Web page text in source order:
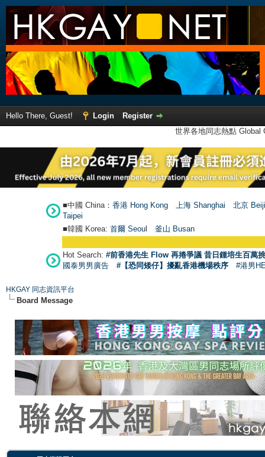
Hello There, Guest! Login
Register
世界各地同志熱點
■中國 China： 香港 Hong Kong 上海 Shanghai
北京
Taipei
■韓國 Korea: 首爾 Seoul 釜山 Busan
Hot Search: #前香港先生 Flow 再捲爭議 昔日鍾培生百萬
國泰男男廣告
#【恐同矮仔】擾亂香港機場秩序 #港男
HKGAY 同志資訊平台
Board Message